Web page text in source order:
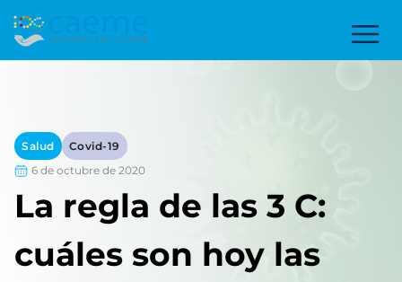
Salud
Covid-19
6 de octubre de 2020
La regla de las 3 C:
cuáles son hoy las